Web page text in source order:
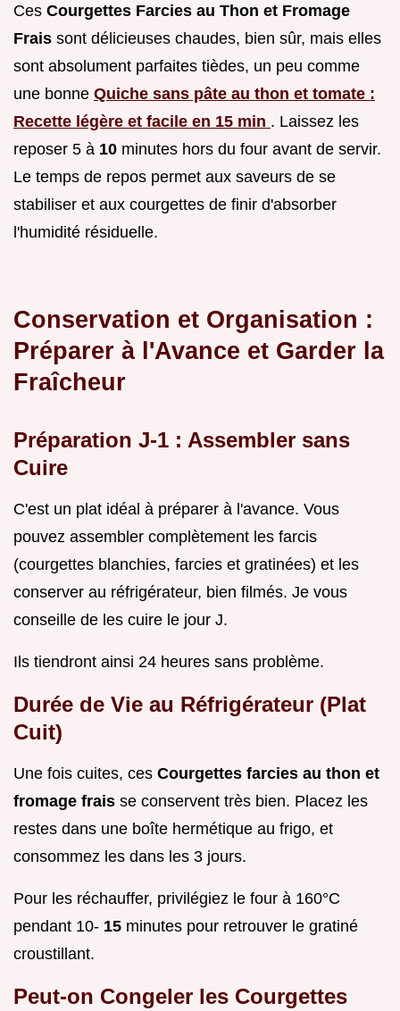
Ces Courgettes Farcies au Thon et Fromage
Frais sont délicieuses chaudes, bien sûr, mais elles
sont absolument parfaites tièdes, un peu comme
une bonne Quiche sans pâte au thon et tomate :
Recette légère et facile en 15 min . Laissez les
reposer 5 à 10 minutes hors du four avant de servir.
Le temps de repos permet aux saveurs de se
stabiliser et aux courgettes de finir d'absorber
l'humidité résiduelle.
Conservation et Organisation :
Préparer à l'Avance et Garder la
Fraîcheur
Préparation J-1 : Assembler sans
Cuire
C'est un plat idéal à préparer à l'avance. Vous
pouvez assembler complètement les farcis
(courgettes blanchies, farcies et gratinées) et les
conserver au réfrigérateur, bien filmés. Je vous
conseille de les cuire le jour J.
Ils tiendront ainsi 24 heures sans problème.
Durée de Vie au Réfrigérateur (Plat
Cuit)
Une fois cuites, ces Courgettes farcies au thon et
fromage frais se conservent très bien. Placez les
restes dans une boîte hermétique au frigo, et
consommez les dans les 3 jours.
Pour les réchauffer, privilégiez le four à 160°C
pendant 10- 15 minutes pour retrouver le gratiné
croustillant.
Peut-on Congeler les Courgettes